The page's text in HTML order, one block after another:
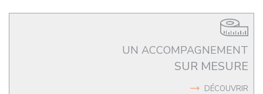
UN ACCOMPAGNEMENT
SUR MESURE
DÉCOUVRIR